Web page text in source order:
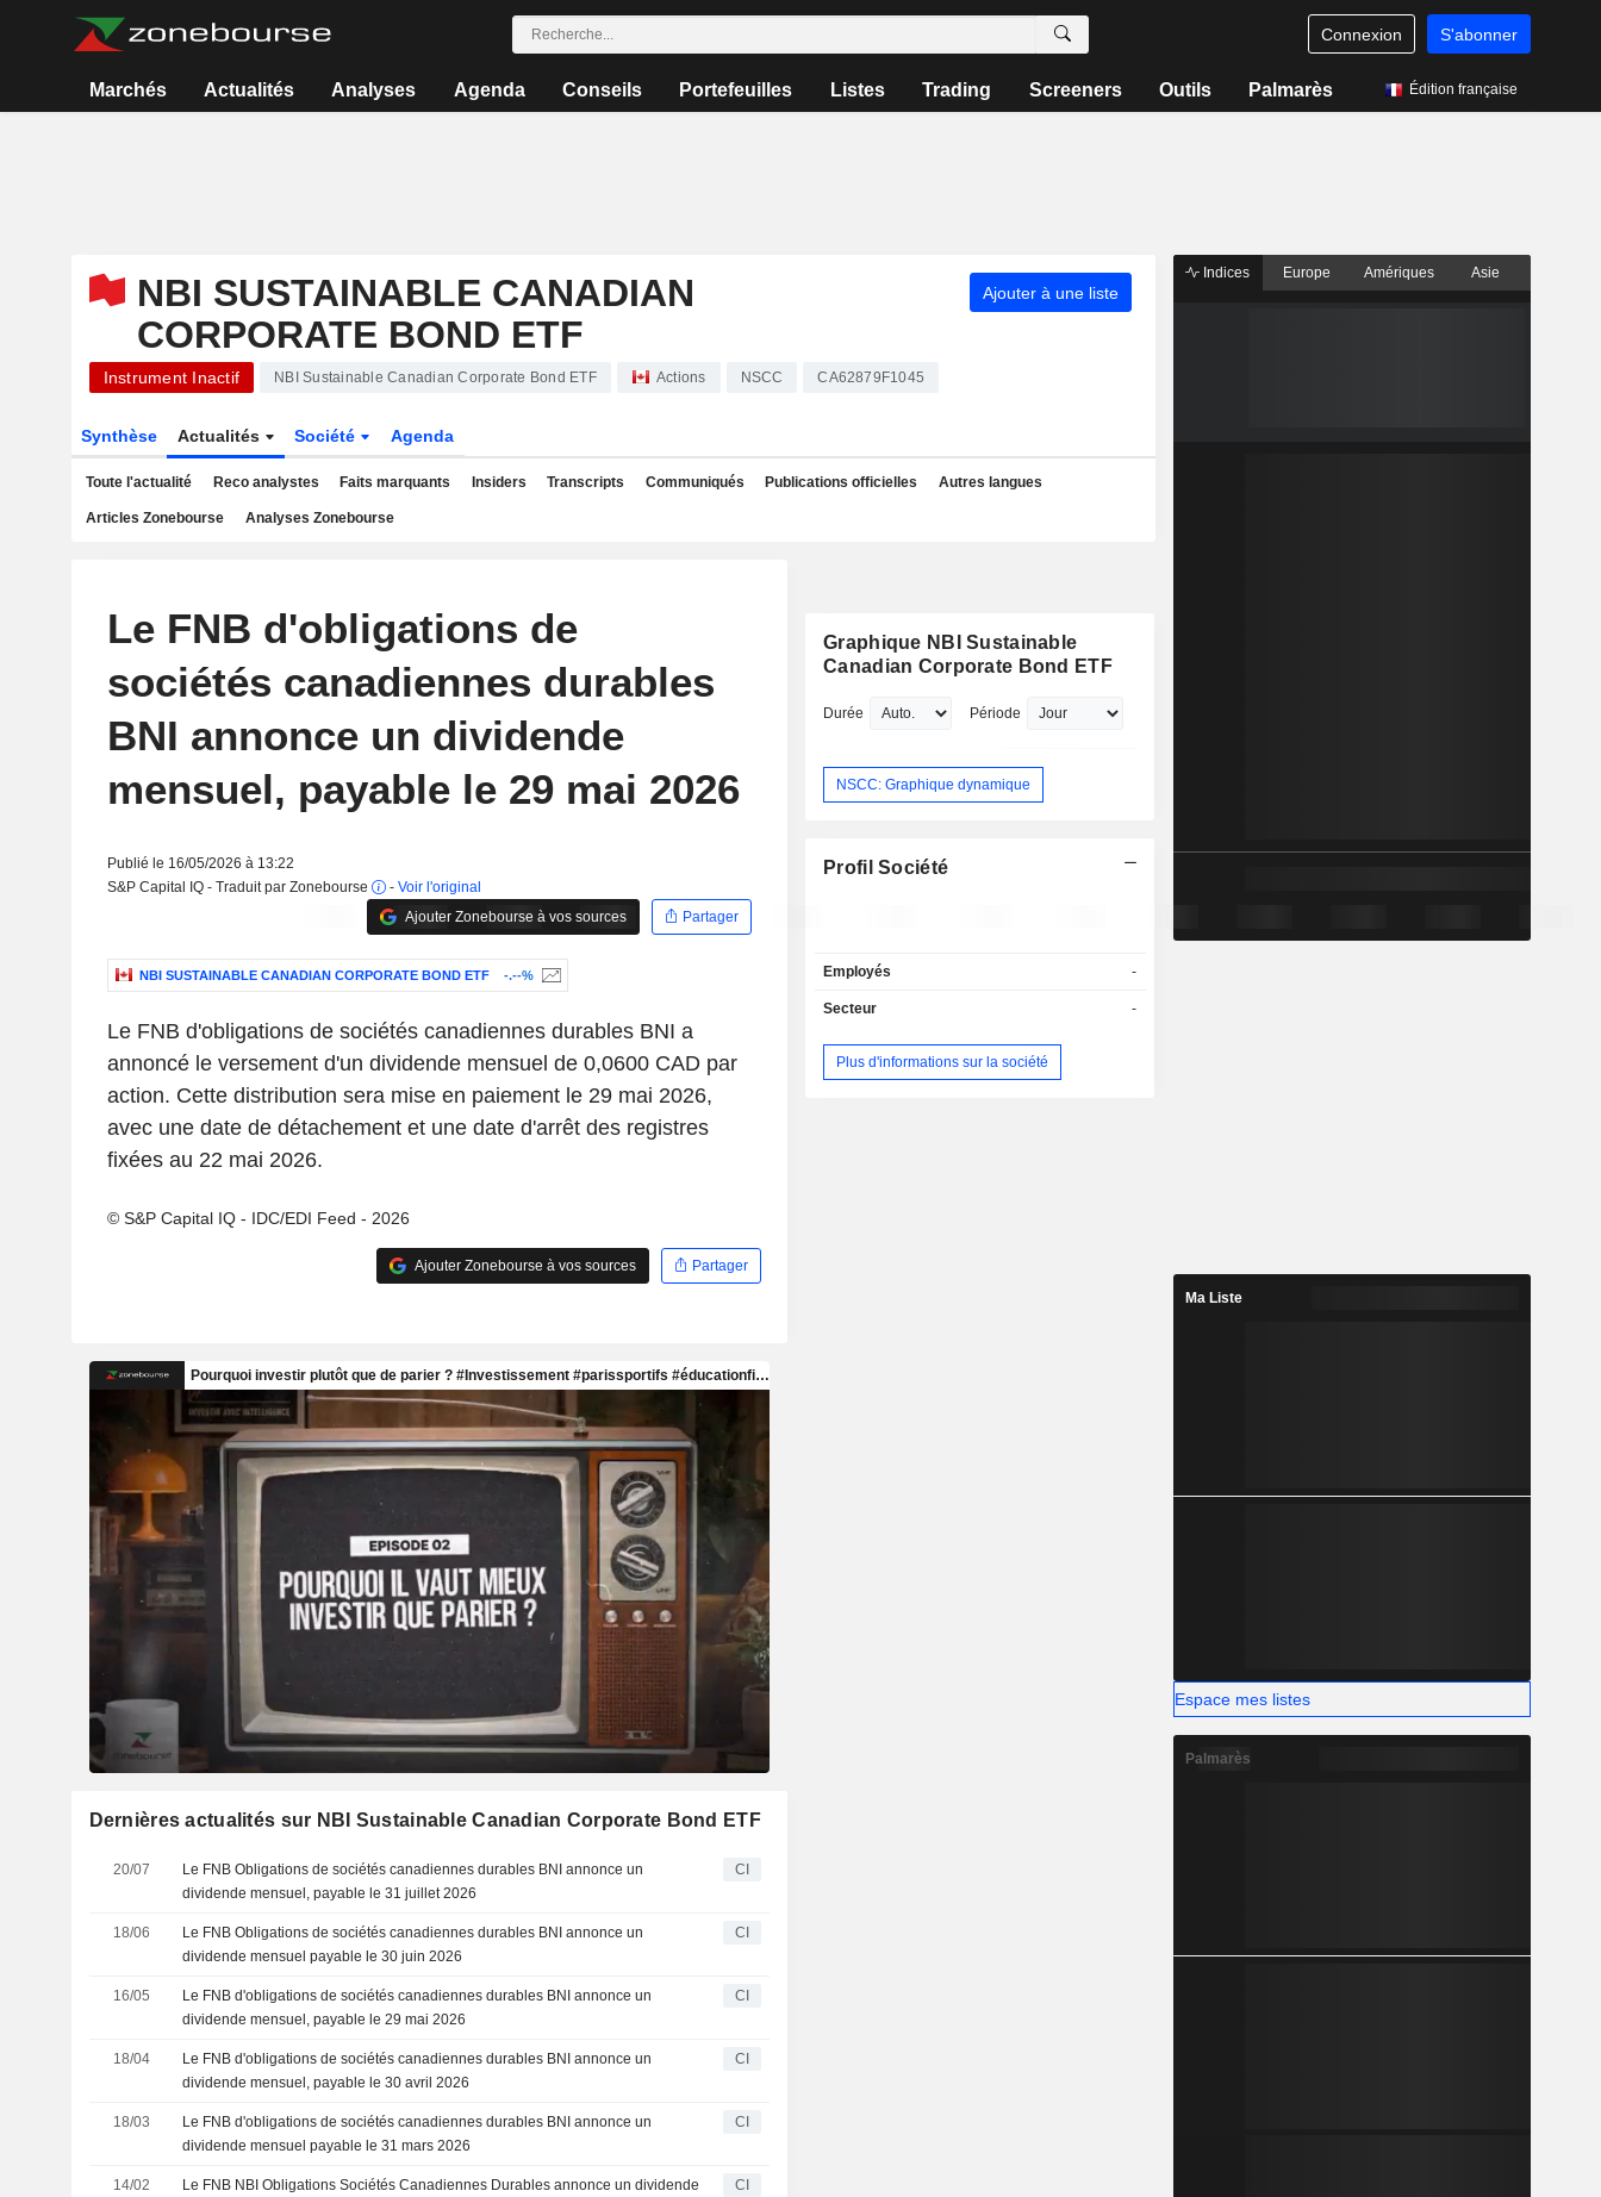
Connexion S'abonner
Marchés Actualités Analyses Agenda Conseils Portefeuilles Listes Trading Screeners Outils Palmarès Édition française
NBI SUSTAINABLE CANADIAN
CORPORATE BOND ETF
Ajouter à une liste
Instrument Inactif NBI Sustainable Canadian Corporate Bond ETF Actions NSCC CA62879F1045
Synthèse Actualités Société Agenda
Toute l'actualité Reco analystes Faits marquants Insiders Transcripts Communiqués Publications officielles Autres langues
Articles Zonebourse Analyses Zonebourse
Le FNB d'obligations de
sociétés canadiennes durables
BNI annonce un dividende
mensuel, payable le 29 mai 2026
Publié le 16/05/2026 à 13:22
S&P Capital IQ - Traduit par Zonebourse
- Voir l'original
Ajouter Zonebourse à vos sources
Partager
NBI SUSTAINABLE CANADIAN CORPORATE BOND ETF -.--%
Le FNB d'obligations de sociétés canadiennes durables BNI a
annoncé le versement d'un dividende mensuel de 0,0600 CAD par
action. Cette distribution sera mise en paiement le 29 mai 2026,
avec une date de détachement et une date d'arrêt des registres
fixées au 22 mai 2026.
© S&P Capital IQ - IDC/EDI Feed - 2026
Ajouter Zonebourse à vos sources Partager
Dernières actualités sur NBI Sustainable Canadian Corporate Bond ETF
20/07
Le FNB Obligations de sociétés canadiennes durables BNI annonce un
dividende mensuel, payable le 31 juillet 2026
CI
18/06
Le FNB Obligations de sociétés canadiennes durables BNI annonce un
dividende mensuel payable le 30 juin 2026
CI
16/05
Le FNB d'obligations de sociétés canadiennes durables BNI annonce un
dividende mensuel, payable le 29 mai 2026
CI
18/04
Le FNB d'obligations de sociétés canadiennes durables BNI annonce un
dividende mensuel, payable le 30 avril 2026
CI
18/03
Le FNB d'obligations de sociétés canadiennes durables BNI annonce un
dividende mensuel payable le 31 mars 2026
CI
14/02
Le FNB NBI Obligations Sociétés Canadiennes Durables annonce un dividende
CI
Graphique NBI Sustainable
Canadian Corporate Bond ETF
Durée Période
NSCC: Graphique dynamique
Profil Société
Employés -
Secteur -
Plus d'informations sur la société
Indices Europe Amériques Asie
Ma Liste
Espace mes listes
Palmarès